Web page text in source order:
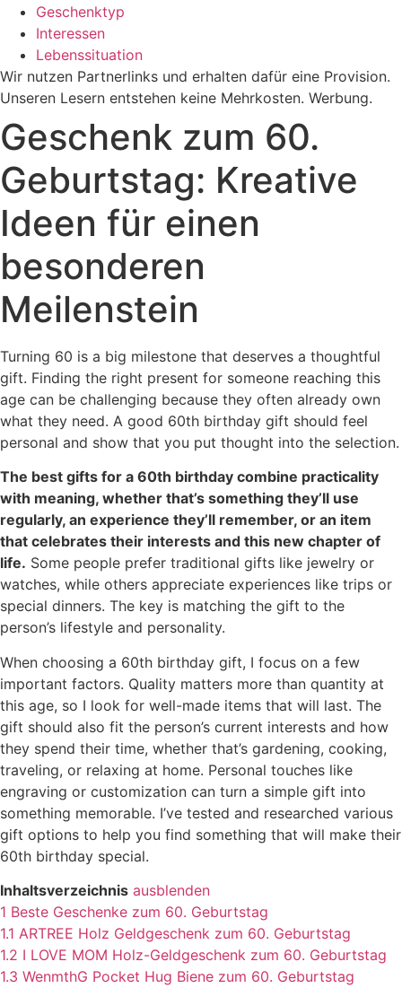
Geschenktyp
Interessen
Lebenssituation
Wir nutzen Partnerlinks und erhalten dafür eine Provision.
Unseren Lesern entstehen keine Mehrkosten. Werbung.
Geschenk zum 60.
Geburtstag: Kreative
Ideen für einen
besonderen
Meilenstein
Turning 60 is a big milestone that deserves a thoughtful
gift. Finding the right present for someone reaching this
age can be challenging because they often already own
what they need. A good 60th birthday gift should feel
personal and show that you put thought into the selection.
The best gifts for a 60th birthday combine practicality
with meaning, whether that’s something they’ll use
regularly, an experience they’ll remember, or an item
that celebrates their interests and this new chapter of
life. Some people prefer traditional gifts like jewelry or
watches, while others appreciate experiences like trips or
special dinners. The key is matching the gift to the
person’s lifestyle and personality.
When choosing a 60th birthday gift, I focus on a few
important factors. Quality matters more than quantity at
this age, so I look for well-made items that will last. The
gift should also fit the person’s current interests and how
they spend their time, whether that’s gardening, cooking,
traveling, or relaxing at home. Personal touches like
engraving or customization can turn a simple gift into
something memorable. I’ve tested and researched various
gift options to help you find something that will make their
60th birthday special.
Inhaltsverzeichnis ausblenden
1 Beste Geschenke zum 60. Geburtstag
1.1 ARTREE Holz Geldgeschenk zum 60. Geburtstag
1.2 I LOVE MOM Holz-Geldgeschenk zum 60. Geburtstag
1.3 WenmthG Pocket Hug Biene zum 60. Geburtstag